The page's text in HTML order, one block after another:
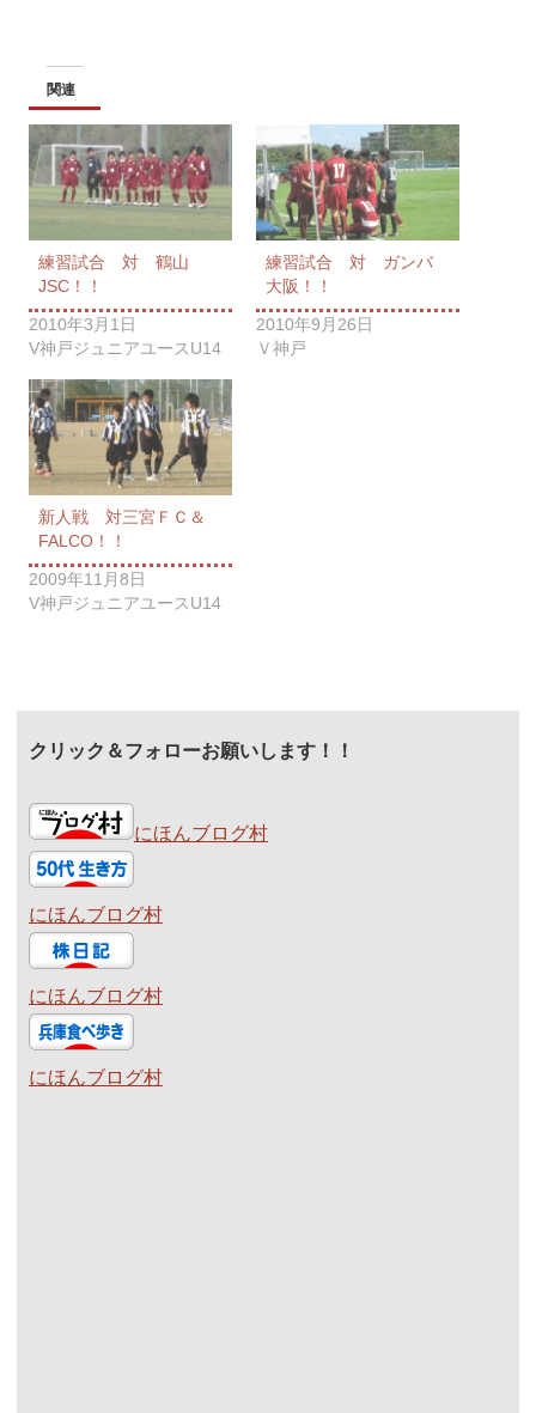
関連
練習試合 対 鶴山
JSC！！
2010年3月1日
V神戸ジュニアユースU14
練習試合 対 ガンバ
大阪！！
2010年9月26日
Ｖ神戸
新人戦 対三宮ＦＣ＆
FALCO！！
2009年11月8日
V神戸ジュニアユースU14
クリック＆フォローお願いします！！
にほんブログ村
にほんブログ村
にほんブログ村
にほんブログ村